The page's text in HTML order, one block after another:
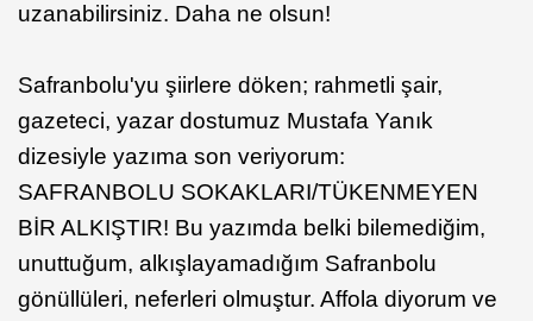
uzanabilirsiniz. Daha ne olsun!
Safranbolu'yu şiirlere döken; rahmetli şair,
gazeteci, yazar dostumuz Mustafa Yanık
dizesiyle yazıma son veriyorum:
SAFRANBOLU SOKAKLARI/TÜKENMEYEN
BİR ALKIŞTIR! Bu yazımda belki bilemediğim,
unuttuğum, alkışlayamadığım Safranbolu
gönüllüleri, neferleri olmuştur. Affola diyorum ve